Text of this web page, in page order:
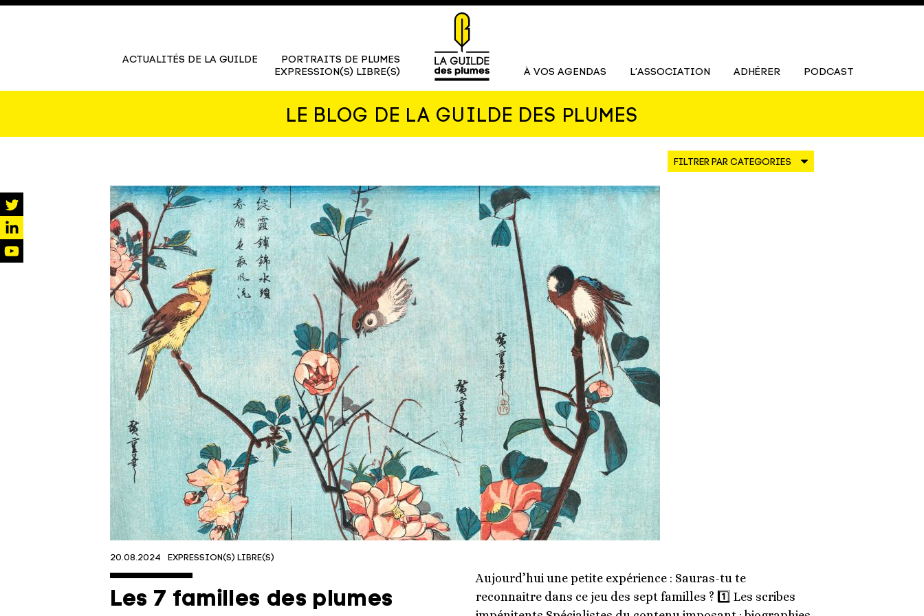
ACTUALITÉS DE LA GUILDE
PORTRAITS DE PLUMES
EXPRESSION(S) LIBRE(S)
À VOS AGENDAS L’ASSOCIATION ADHÉRER PODCAST
LE BLOG DE LA GUILDE DES PLUMES
20.08.2024 EXPRESSION(S) LIBRE(S)
Les 7 familles des plumes
Aujourd’hui une petite expérience : Sauras-tu te
reconnaitre dans ce jeu des sept familles ? 1️⃣ Les scribes
twitter
linkedin